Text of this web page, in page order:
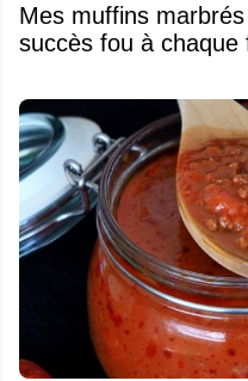
Mes muffins
succès fou à chaque